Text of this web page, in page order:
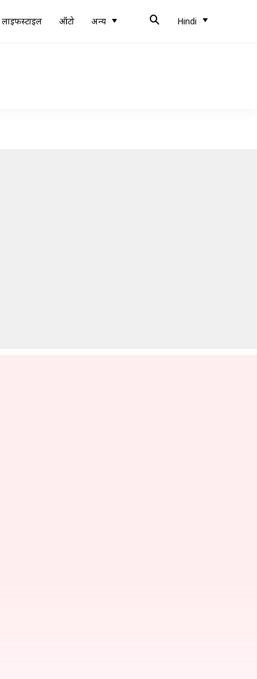
लाइफस्टाइल ऑटो अन्य Hindi